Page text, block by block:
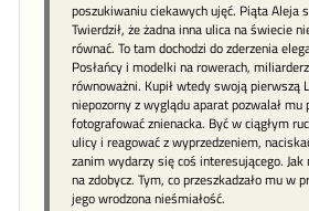
poszukiwaniu ciekawych ujęć. Piąta Aleja
Twierdził, że żadna inna ulica na świecie
równać. To tam dochodzi do zderzenia
Posłańcy i modelki na rowerach,
równoważni. Kupił wtedy swoją pierwszą
niepozorny z wyglądu aparat pozwalał mu
fotografować znienacka. Być w ciągłym
ulicy i reagować z wyprzedzeniem,
zanim wydarzy się coś interesującego.
na zdobycz. Tym, co przeszkadzało mu w
jego wrodzona nieśmiałość.